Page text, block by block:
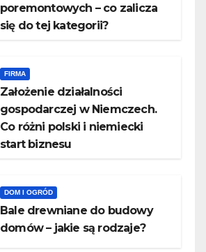
poremontowych – co zalicza
się do tej kategorii?
FIRMA
Założenie działalności
gospodarczej w Niemczech.
Co różni polski i niemiecki
start biznesu
DOM I OGRÓD
Bale drewniane do budowy
domów – jakie są rodzaje?